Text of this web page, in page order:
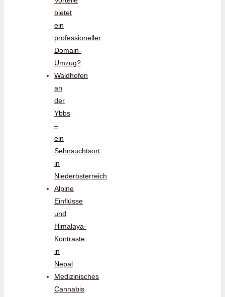
bietet
ein
professioneller
Domain-
Umzug?
Waidhofen
an
der
Ybbs
–
ein
Sehnsuchtsort
in
Niederösterreich
Alpine
Einflüsse
und
Himalaya-
Kontraste
in
Nepal
Medizinisches
Cannabis